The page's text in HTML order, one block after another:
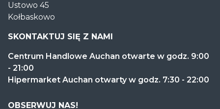
Handlowe
Auchan
Kołbaskowo
Ustowo 45
Kołbaskowo
SKONTAKTUJ SIĘ Z NAMI
Centrum Handlowe Auchan otwarte w godz. 9:00
- 21:00
Hipermarket Auchan otwarty w godz. 7:30 - 22:00
OBSERWUJ NAS!